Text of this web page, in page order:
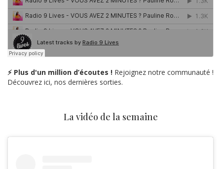
⚡ Plus d'un million d’écoutes ! Rejoignez notre communauté !
Découvrez ici, nos dernières sorties.
La vidéo de la semaine